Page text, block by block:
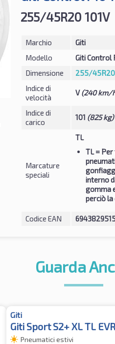
255/45R20 101V
Marchio
Giti
Modello
Giti Control
Dimensione
255/45R20
Indice di
velocità
V(240 km/
Indice di
carico
101 (825 kg)
Marcature
speciali
TL
TL= Per
interno
gomma
perciò la
Codice EAN
Guarda
Giti
Giti Sport S2+ XL TL EVR
Pneumatici estivi